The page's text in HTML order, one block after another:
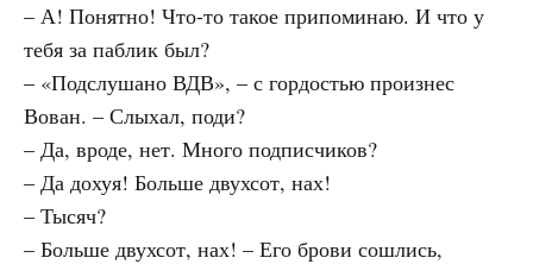
– А! Понятно! Что-то такое припоминаю. И что у
тебя за паблик был?
– «Подслушано ВДВ», – с гордостью произнес
Вован. – Слыхал, поди?
– Да, вроде, нет. Много подписчиков?
– Да дохуя! Больше двухсот, нах!
– Тысяч?
– Больше двухсот, нах! – Его брови сошлись,